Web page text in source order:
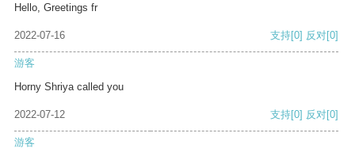
Hello, Greetings fr
2022-07-16 支持[0] 反对[0]
游客
Horny Shriya called you
2022-07-12 支持[0] 反对[0]
游客